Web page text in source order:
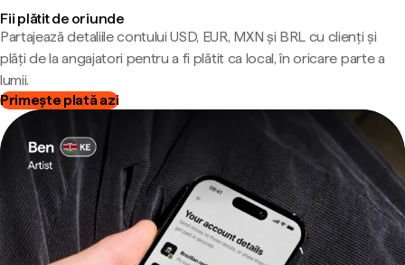
Fii plătit de oriunde
Partajează detaliile contului USD, EUR, MXN și BRL cu clienți și
plăți de la angajatori pentru a fi plătit ca local, în oricare parte a
lumii.
Primește plată azi